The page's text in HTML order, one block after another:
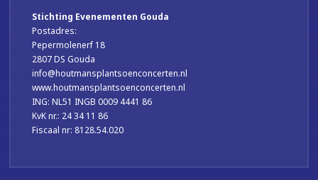
Stichting Evenementen Gouda
Postadres:
Pepermolenerf 18
2807 DS Gouda
info@houtmansplantsoenconcerten.nl
www.houtmansplantsoenconcerten.nl
ING: NL51 INGB 0009 4441 86
KvK nr.: 24 34 11 86
Fiscaal nr: 8128.54.020